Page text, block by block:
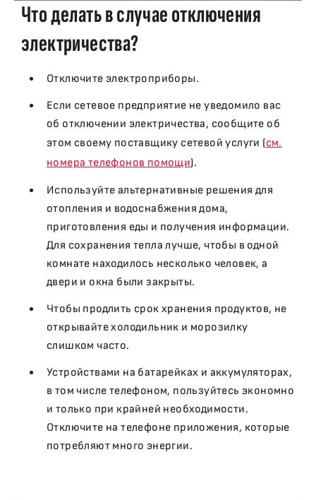
Что делать в случае отключения
электричества?
Отключите электроприборы.
Если сетевое предприятие не уведомило вас
об отключении электричества, сообщите об
этом своему поставщику сетевой услуги (см.
номера телефонов помощи).
Используйте альтернативные решения для
отопления и водоснабжения дома,
приготовления еды и получения информации.
Для сохранения тепла лучше, чтобы в одной
комнате находилось несколько человек, а
двери и окна были закрыты.
Чтобы продлить срок хранения продуктов, не
открывайте холодильник и морозилку
слишком часто.
Устройствами на батарейках и аккумуляторах,
в том числе телефоном, пользуйтесь экономно
и только при крайней необходимости.
Отключите на телефоне приложения, которые
потребляют много энергии.